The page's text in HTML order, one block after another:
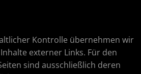
Kontrolle übernehmen wir
externer Links. Für den
sind ausschließlich deren